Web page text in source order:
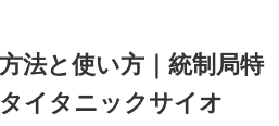
法と使い方｜統制局特
イタニックサイオ